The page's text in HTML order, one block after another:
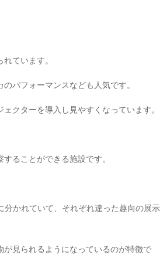
ています。
パフォーマンスなども人気です。
クターを導入し見やすくなっています。
ることができる施設です。
分かれていて、それぞれ違った趣向の展示
見られるようになっているのが特徴で